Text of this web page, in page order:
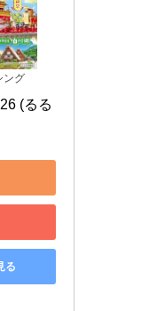
ング
(るる
る